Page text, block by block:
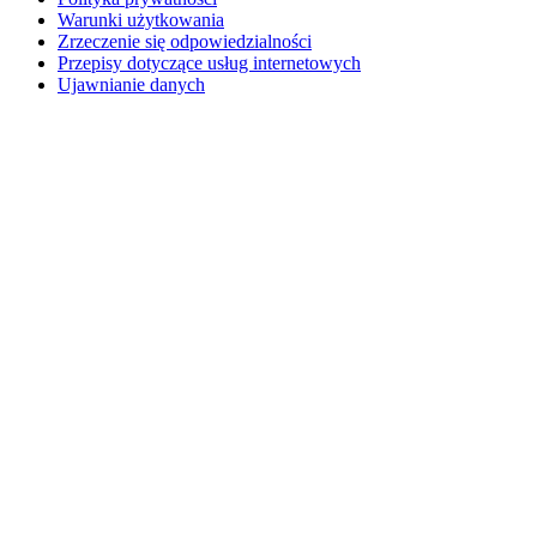
Warunki użytkowania
Zrzeczenie się odpowiedzialności
Przepisy dotyczące usług internetowych
Ujawnianie danych